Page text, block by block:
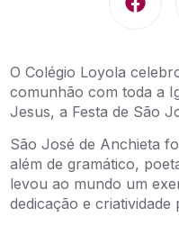
O Colégio Loyola
comunhão com toda a
Jesus, a Festa de São
São José de Anchieta
além de gramático,
levou ao mundo um
dedicação e